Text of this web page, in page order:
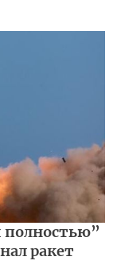
полностью”
ракет